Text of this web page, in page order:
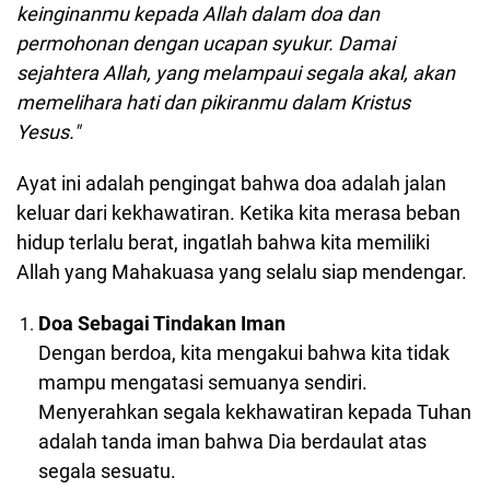
keinginanmu kepada Allah dalam doa dan
permohonan dengan ucapan syukur. Damai
sejahtera Allah, yang melampaui segala akal, akan
memelihara hati dan pikiranmu dalam Kristus
Yesus."
Ayat ini adalah pengingat bahwa doa adalah jalan
keluar dari kekhawatiran. Ketika kita merasa beban
hidup terlalu berat, ingatlah bahwa kita memiliki
Allah yang Mahakuasa yang selalu siap mendengar.
Doa Sebagai Tindakan Iman
Dengan berdoa, kita mengakui bahwa kita tidak
mampu mengatasi semuanya sendiri.
Menyerahkan segala kekhawatiran kepada Tuhan
adalah tanda iman bahwa Dia berdaulat atas
segala sesuatu.